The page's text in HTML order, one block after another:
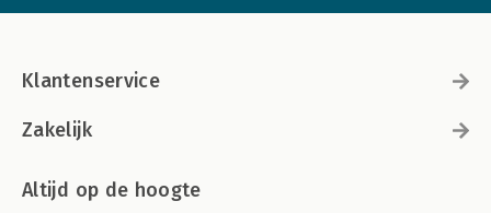
Klantenservice
Zakelijk
Altijd op de hoogte